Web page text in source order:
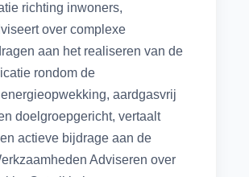
richting inwoners,
over complexe
aan het realiseren van de
rondom de
aardgasvrij
doelgroepgericht, vertaalt
actieve bijdrage aan de
Adviseren over